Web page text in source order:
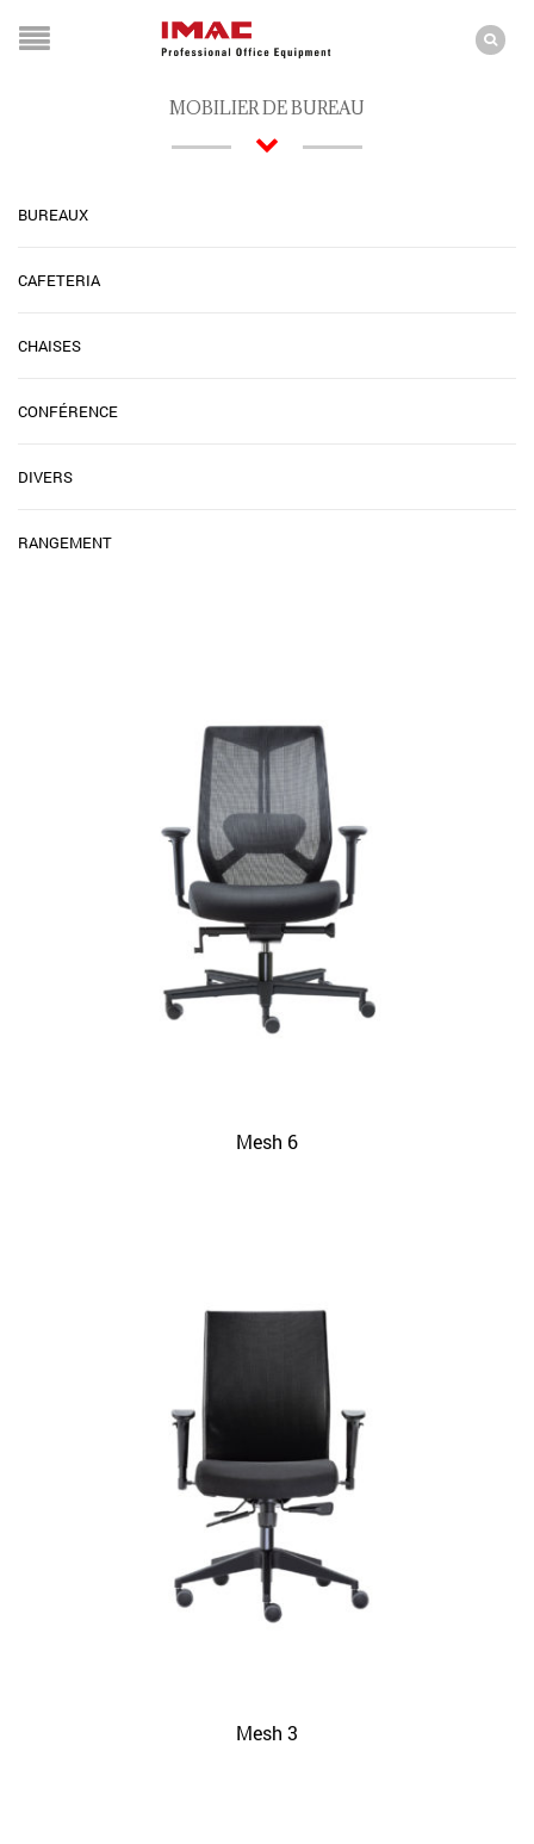
MOBILIER DE BUREAU
BUREAUX
CAFETERIA
CHAISES
CONFÉRENCE
DIVERS
RANGEMENT
Mesh 6
Mesh 3